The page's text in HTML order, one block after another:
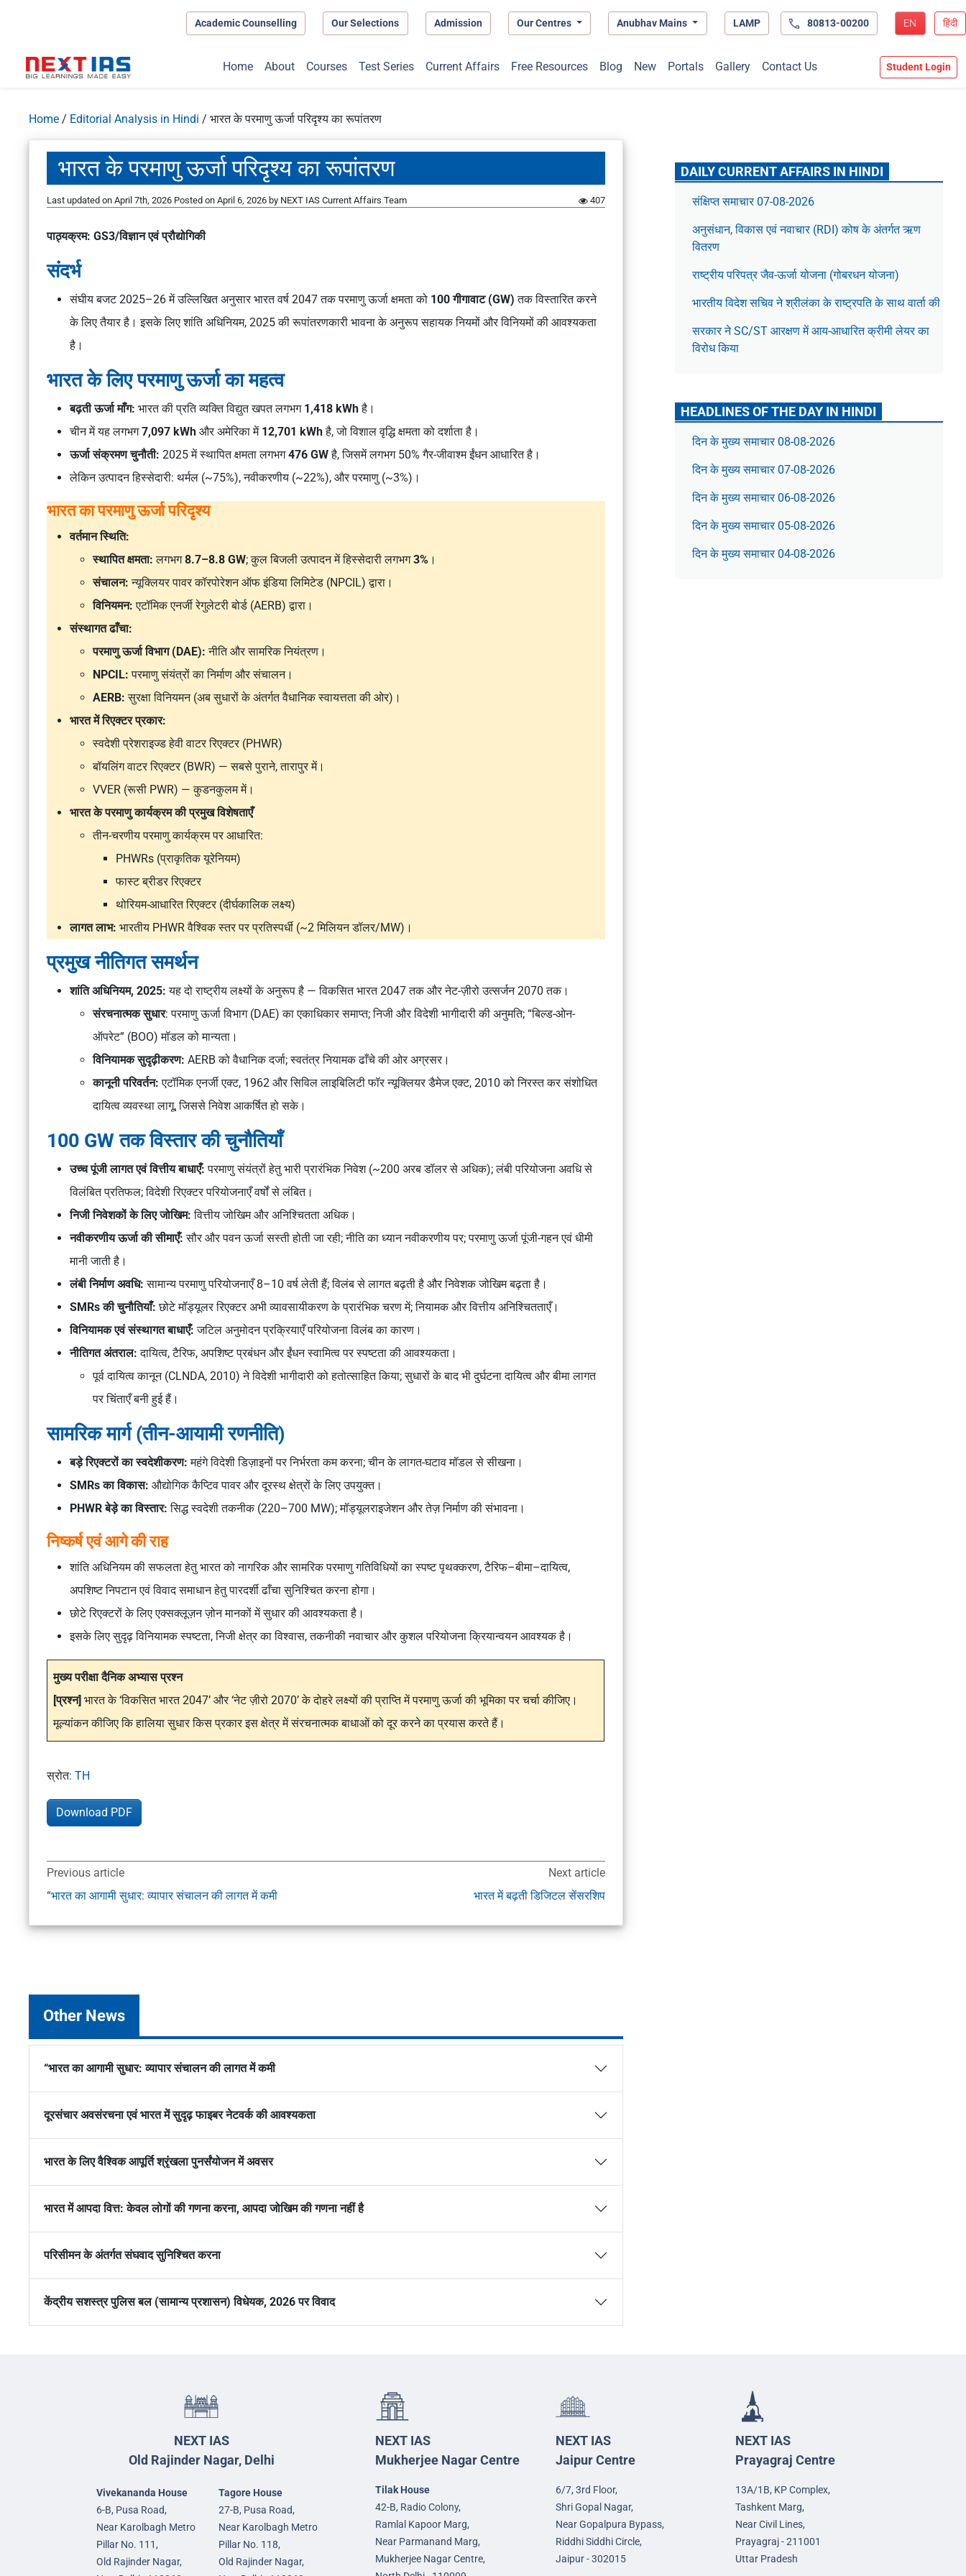
Academic Counselling Our Selections Admission Our Centres Anubhav Mains LAMP 80813-00200 EN हिंदी
Home About Courses Test Series Current Affairs Free Resources Blog New Portals Gallery Contact Us Student Login
Home / Editorial Analysis in Hindi / भारत के परमाणु ऊर्जा परिदृश्य का रूपांतरण
भारत के परमाणु ऊर्जा परिदृश्य का रूपांतरण
Last updated on April 7th, 2026 Posted on April 6, 2026 by NEXT IAS Current Affairs Team 407
पाठ्यक्रम: GS3/विज्ञान एवं प्रौद्योगिकी
संदर्भ
संघीय बजट 2025–26 में उल्लिखित अनुसार भारत वर्ष 2047 तक परमाणु ऊर्जा क्षमता को 100 गीगावाट (GW) तक विस्तारित करने
के लिए तैयार है। इसके लिएशांति अधिनियम, 2025की रूपांतरणकारी भावना के अनुरूप सहायक नियमों और विनियमों की आवश्यकता
है।
भारत के लिए परमाणु ऊर्जा का महत्व
बढ़ती ऊर्जा माँग: भारत की प्रति व्यक्ति विद्युत खपत लगभग 1,418 kWhहै।
चीन में यह लगभग7,097 kWh और अमेरिका में 12,701 kWhहै, जो विशाल वृद्धि क्षमता को दर्शाता है।
ऊर्जा संक्रमण चुनौती: 2025 में स्थापित क्षमता लगभग476 GWहै, जिसमें लगभग 50% गैर-जीवाश्म ईंधन आधारित है।
लेकिन उत्पादन हिस्सेदारी: थर्मल (~75%), नवीकरणीय (~22%), और परमाणु (~3%)।
भारत का परमाणु ऊर्जा परिदृश्य
वर्तमान स्थिति:
स्थापित क्षमता:लगभग8.7–8.8 GW; कुल बिजली उत्पादन में हिस्सेदारी लगभग3% ।
संचालन:न्यूक्लियर पावर कॉरपोरेशन ऑफ इंडिया लिमिटेड (NPCIL) द्वारा।
विनियमन:एटॉमिक एनर्जी रेगुलेटरी बोर्ड (AERB) द्वारा।
संस्थागत ढाँचा:
परमाणु ऊर्जा विभाग (DAE): नीति और सामरिक नियंत्रण।
NPCIL: परमाणु संयंत्रों का निर्माण और संचालन।
AERB: सुरक्षा विनियमन (अब सुधारों के अंतर्गत वैधानिक स्वायत्तता की ओर)।
भारत में रिएक्टर प्रकार:
स्वदेशीप्रेशराइज्ड हेवी वाटर रिएक्टर (PHWR)
बॉयलिंग वाटर रिएक्टर (BWR) — सबसे पुराने, तारापुर में।
VVER (रूसी PWR) — कुडनकुलम में।
भारत के परमाणु कार्यक्रम की प्रमुख विशेषताएँ
तीन-चरणीय परमाणु कार्यक्रम पर आधारित:
PHWRs (प्राकृतिक यूरेनियम)
फास्ट ब्रीडर रिएक्टर
थोरियम-आधारित रिएक्टर (दीर्घकालिक लक्ष्य)
लागत लाभ: भारतीय PHWR वैश्विक स्तर पर प्रतिस्पर्धी (~2 मिलियन डॉलर/MW)।
प्रमुख नीतिगत समर्थन
शांति अधिनियम, 2025: यह दो राष्ट्रीय लक्ष्यों के अनुरूप है —विकसित भारत 2047 तकऔरनेट-ज़ीरो उत्सर्जन 2070 तक।
संरचनात्मक सुधार: परमाणु ऊर्जा विभाग (DAE) का एकाधिकार समाप्त; निजी और विदेशी भागीदारी की अनुमति; “बिल्ड-ओन-
ऑपरेट” (BOO) मॉडल को मान्यता।
विनियामक सुदृढ़ीकरण: AERB को वैधानिक दर्जा; स्वतंत्र नियामक ढाँचे की ओर अग्रसर।
कानूनी परिवर्तन: एटॉमिक एनर्जी एक्ट, 1962 औरसिविल लाइबिलिटी फॉर न्यूक्लियर डैमेज एक्ट, 2010 को निरस्त कर संशोधित
दायित्व व्यवस्था लागू, जिससे निवेश आकर्षित हो सके।
100 GW तक विस्तार की चुनौतियाँ
उच्च पूंजी लागत एवं वित्तीय बाधाएँ: परमाणु संयंत्रों हेतु भारी प्रारंभिक निवेश (~200 अरब डॉलर से अधिक); लंबी परियोजना अवधि से
विलंबित प्रतिफल; विदेशी रिएक्टर परियोजनाएँ वर्षों से लंबित।
निजी निवेशकों के लिए जोखिम: वित्तीय जोखिम और अनिश्चितता अधिक।
नवीकरणीय ऊर्जा की सीमाएँ: सौर और पवन ऊर्जा सस्ती होती जा रही; नीति का ध्यान नवीकरणीय पर; परमाणु ऊर्जा पूंजी-गहन एवं धीमी
मानी जाती है।
लंबी निर्माण अवधि: सामान्य परमाणु परियोजनाएँ 8–10 वर्ष लेती हैं; विलंब से लागत बढ़ती है और निवेशक जोखिम बढ़ता है।
SMRs की चुनौतियाँ: छोटे मॉड्यूलर रिएक्टर अभी व्यावसायीकरण के प्रारंभिक चरण में; नियामक और वित्तीय अनिश्चितताएँ।
विनियामक एवं संस्थागत बाधाएँ: जटिल अनुमोदन प्रक्रियाएँ परियोजना विलंब का कारण।
नीतिगत अंतराल: दायित्व, टैरिफ, अपशिष्ट प्रबंधन और ईंधन स्वामित्व पर स्पष्टता की आवश्यकता।
पूर्व दायित्व कानून (CLNDA, 2010) ने विदेशी भागीदारी को हतोत्साहित किया; सुधारों के बाद भी दुर्घटना दायित्व और बीमा लागत
पर चिंताएँ बनी हुई हैं।
सामरिक मार्ग (तीन-आयामी रणनीति)
बड़े रिएक्टरों का स्वदेशीकरण: महंगे विदेशी डिज़ाइनों पर निर्भरता कम करना; चीन के लागत-घटाव मॉडल से सीखना।
SMRs का विकास: औद्योगिक कैप्टिव पावर और दूरस्थ क्षेत्रों के लिए उपयुक्त।
PHWR बेड़े का विस्तार: सिद्ध स्वदेशी तकनीक (220–700 MW); मॉड्यूलराइजेशन और तेज़ निर्माण की संभावना।
निष्कर्ष एवं आगे की राह
शांति अधिनियमकी सफलता हेतु भारत को नागरिक और सामरिक परमाणु गतिविधियों का स्पष्ट पृथक्करण, टैरिफ–बीमा–दायित्व,
अपशिष्ट निपटान एवं विवाद समाधान हेतु पारदर्शी ढाँचा सुनिश्चित करना होगा।
छोटे रिएक्टरों के लिएएक्सक्लूज़न ज़ोनमानकों में सुधार की आवश्यकता है।
इसके लिए सुदृढ़ विनियामक स्पष्टता, निजी क्षेत्र का विश्वास, तकनीकी नवाचार और कुशल परियोजना क्रियान्वयन आवश्यक है।
मुख्य परीक्षा दैनिक अभ्यास प्रश्न
[प्रश्न] भारत के ‘विकसित भारत 2047’ और ‘नेट ज़ीरो 2070’ के दोहरे लक्ष्यों की प्राप्ति में परमाणु ऊर्जा की भूमिका पर चर्चा कीजिए।
मूल्यांकन कीजिए कि हालिया सुधार किस प्रकार इस क्षेत्र में संरचनात्मक बाधाओं को दूर करने का प्रयास करते हैं।
स्रोत: TH
Download PDF
Previous article
“भारत का आगामी सुधार: व्यापार संचालन की लागत में कमी
Next article
भारत में बढ़ती डिजिटल सेंसरशिप
Other News
“भारत का आगामी सुधार: व्यापार संचालन की लागत में कमी
दूरसंचार अवसंरचना एवं भारत में सुदृढ़ फाइबर नेटवर्क की आवश्यकता
भारत के लिए वैश्विक आपूर्ति श्रृंखला पुनर्संयोजन में अवसर
भारत में आपदा वित्त: केवल लोगों की गणना करना, आपदा जोखिम की गणना नहीं है
परिसीमन के अंतर्गत संघवाद सुनिश्चित करना
केंद्रीय सशस्त्र पुलिस बल (सामान्य प्रशासन) विधेयक, 2026 पर विवाद
DAILY CURRENT AFFAIRS IN HINDI
संक्षिप्त समाचार 07-08-2026
अनुसंधान, विकास एवं नवाचार (RDI) कोष के अंतर्गत ऋण
वितरण
राष्ट्रीय परिपत्र जैव-ऊर्जा योजना (गोबरधन योजना)
भारतीय विदेश सचिव ने श्रीलंका के राष्ट्रपति के साथ वार्ता की
सरकार ने SC/ST आरक्षण में आय-आधारित क्रीमी लेयर का
विरोध किया
HEADLINES OF THE DAY IN HINDI
दिन के मुख्य समाचार 08-08-2026
दिन के मुख्य समाचार 07-08-2026
दिन के मुख्य समाचार 06-08-2026
दिन के मुख्य समाचार 05-08-2026
दिन के मुख्य समाचार 04-08-2026
NEXT IAS
Old Rajinder Nagar, Delhi
Vivekananda House
6-B, Pusa Road,
Near Karolbagh Metro
Pillar No. 111,
Old Rajinder Nagar,
Tagore House
27-B, Pusa Road,
Near Karolbagh Metro
Pillar No. 118,
Old Rajinder Nagar,
NEXT IAS
Mukherjee Nagar Centre
Tilak House
42-B, Radio Colony,
Ramlal Kapoor Marg,
Near Parmanand Marg,
Mukherjee Nagar Centre,
NEXT IAS
Jaipur Centre
6/7, 3rd Floor,
Shri Gopal Nagar,
Near Gopalpura Bypass,
Riddhi Siddhi Circle,
Jaipur - 302015
NEXT IAS
Prayagraj Centre
13A/1B, KP Complex,
Tashkent Marg,
Near Civil Lines,
Prayagraj - 211001
Uttar Pradesh